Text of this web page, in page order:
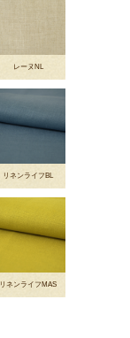
レーヌNL
リネンライフBL
リネンライフMAS